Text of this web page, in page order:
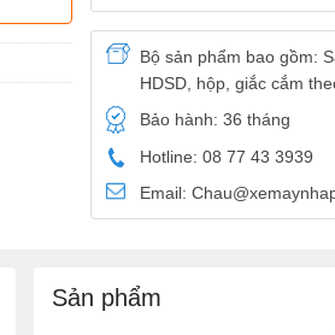
Bộ sản phẩm bao gồm:
HDSD, hộp, giắc cắm
Bảo hành: 36 tháng
Hotline: 08 77 43 3939
Email:
Sản phẩm